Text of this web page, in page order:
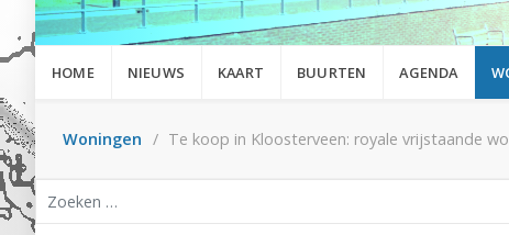
HOME NIEUWS KAART BUURTEN AGENDA
Woningen Te koop in Kloosterveen: royale vrijstaande
Zoeken